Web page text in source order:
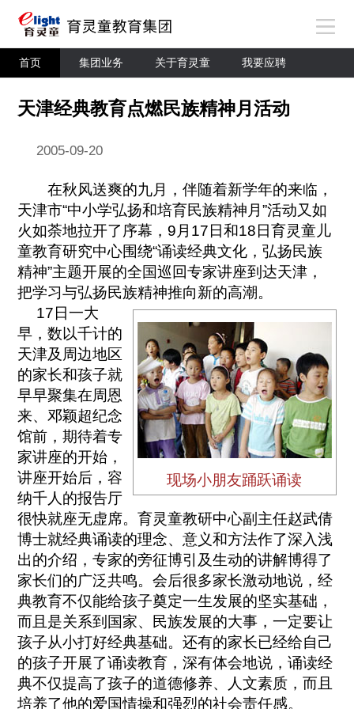
首页 集团业务 关于育灵童 我要应聘
天津经典教育点燃民族精神月活动
2005-09-20
在秋风送爽的九月，伴随着新学年的来临，
天津市“中小学弘扬和培育民族精神月”活动又如
火如荼地拉开了序幕，9月17日和18日育灵童儿
童教育研究中心围绕“诵读经典文化，弘扬民族
精神”主题开展的全国巡回专家讲座到达天津，
把学习与弘扬民族精神推向新的高潮。
现场小朋友踊跃诵读
17日一大
早，数以千计的
天津及周边地区
的家长和孩子就
早早聚集在周恩
来、邓颖超纪念
馆前，期待着专
家讲座的开始，
讲座开始后，容
纳千人的报告厅
很快就座无虚席。育灵童教研中心副主任赵武倩
博士就经典诵读的理念、意义和方法作了深入浅
出的介绍，专家的旁征博引及生动的讲解博得了
家长们的广泛共鸣。会后很多家长激动地说，经
典教育不仅能给孩子奠定一生发展的坚实基础，
而且是关系到国家、民族发展的大事，一定要让
孩子从小打好经典基础。还有的家长已经给自己
的孩子开展了诵读教育，深有体会地说，诵读经
典不仅提高了孩子的道德修养、人文素质，而且
培养了他的爱国情操和强烈的社会责任感。